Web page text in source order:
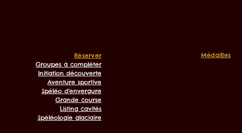
Réserver
Groupes à compléter
Initiation découverte
Aventure sportive
Spéléo d'envergure
Grande course
Listing cavités
Spéléologie glaciaire
Médailles